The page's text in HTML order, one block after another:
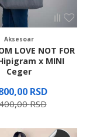
Aksesoar
LOVE NOT FOR
x MINI
Ceger
RSD
RSD